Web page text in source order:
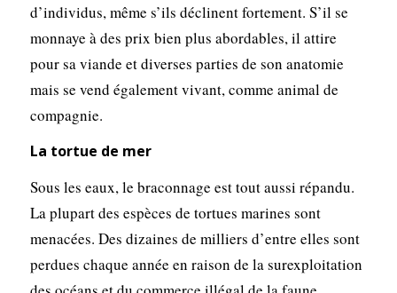
d’individus, même s’ils déclinent fortement. S’il se
monnaye à des prix bien plus abordables, il attire
pour sa viande et diverses parties de son anatomie
mais se vend également vivant, comme animal de
compagnie.
La tortue de mer
Sous les eaux, le braconnage est tout aussi répandu.
La plupart des espèces de tortues marines sont
menacées. Des dizaines de milliers d’entre elles sont
perdues chaque année en raison de la surexploitation